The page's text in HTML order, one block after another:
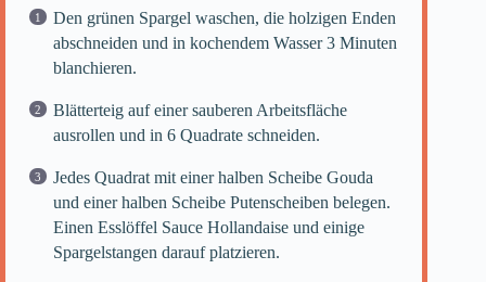
Den grünen Spargel waschen, die holzigen Enden
abschneiden und in kochendem Wasser 3 Minuten
blanchieren.
Blätterteig auf einer sauberen Arbeitsfläche
ausrollen und in 6 Quadrate schneiden.
Jedes Quadrat mit einer halben Scheibe Gouda
und einer halben Scheibe Putenscheiben belegen.
Einen Esslöffel Sauce Hollandaise und einige
Spargelstangen darauf platzieren.